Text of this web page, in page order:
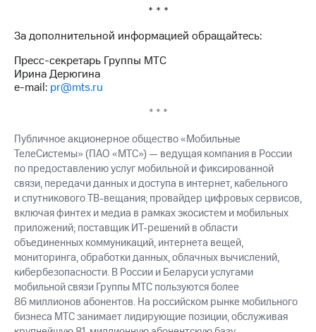
* * *
За дополнительной информацией обращайтесь:
Пресс-секретарь Группы МТС
Ирина Дерюгина
e-mail: pr@mts.ru
* * *
Публичное акционерное общество «Мобильные
ТелеСистемы» (ПАО «МТС») — ведущая компания в России
по предоставлению услуг мобильной и фиксированной
связи, передачи данных и доступа в интернет, кабельного
и спутникового ТВ-вещания; провайдер цифровых сервисов,
включая финтех и медиа в рамках экосистем и мобильных
приложений; поставщик ИТ-решений в области
объединенных коммуникаций, интернета вещей,
мониторинга, обработки данных, облачных вычислений,
кибербезопасности. В России и Беларуси услугами
мобильной связи Группы МТС пользуются более
86 миллионов абонентов. На российском рынке мобильного
бизнеса МТС занимает лидирующие позиции, обслуживая